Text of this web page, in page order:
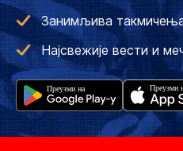
Занимљива
Најсвежије вести и